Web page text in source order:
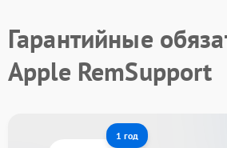
Гарантийные
Apple RemSupport
1 год